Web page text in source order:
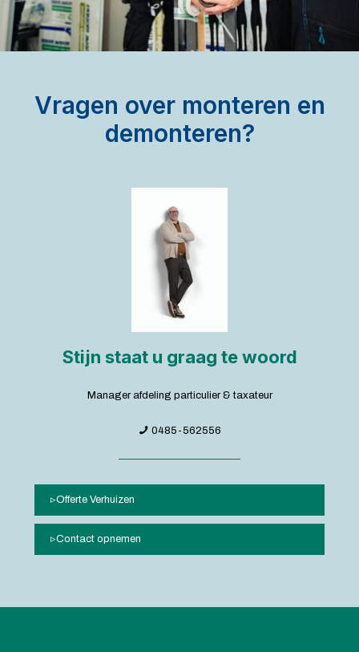
Vragen over monteren en
demonteren?
Stijn staat u graag te woord
Manager afdeling particulier & taxateur
0485-562556
Offerte Verhuizen
Contact opnemen